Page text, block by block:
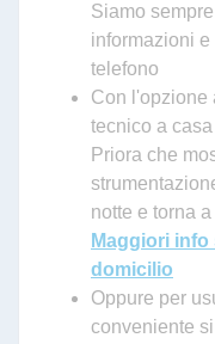
Siamo
informazioni
telefono
Con l'opzione
tecnico a
Priora che
notte e torna
Maggiori
domicilio
Oppure per
conveniente